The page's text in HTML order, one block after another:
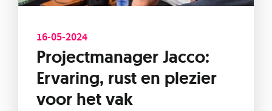
16-05-2024
Projectmanager Jacco:
Ervaring, rust en plezier
voor het vak